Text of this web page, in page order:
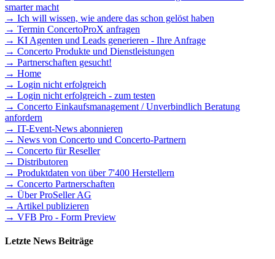
smarter macht
→ Ich will wissen, wie andere das schon gelöst haben
→ Termin ConcertoProX anfragen
→ KI Agenten und Leads generieren - Ihre Anfrage
→ Concerto Produkte und Dienstleistungen
→ Partnerschaften gesucht!
→ Home
→ Login nicht erfolgreich
→ Login nicht erfolgreich - zum testen
→ Concerto Einkaufsmanagement / Unverbindlich Beratung
anfordern
→ IT-Event-News abonnieren
→ News von Concerto und Concerto-Partnern
→ Concerto für Reseller
→ Distributoren
→ Produktdaten von über 7'400 Herstellern
→ Concerto Partnerschaften
→ Über ProSeller AG
→ Artikel publizieren
→ VFB Pro - Form Preview
Letzte News Beiträge